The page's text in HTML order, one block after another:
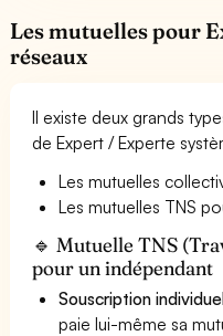
Les mutuelles pour
réseaux
Il existe deux grands
de Expert / Experte
Les mutuelles
Les mutuelles TNS
🔹 Mutuelle TNS
pour un indépendant
Souscription
paie lui-même sa